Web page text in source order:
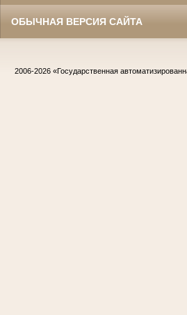
ОБЫЧНАЯ ВЕРСИЯ САЙТА
2006-2026 «Государственная